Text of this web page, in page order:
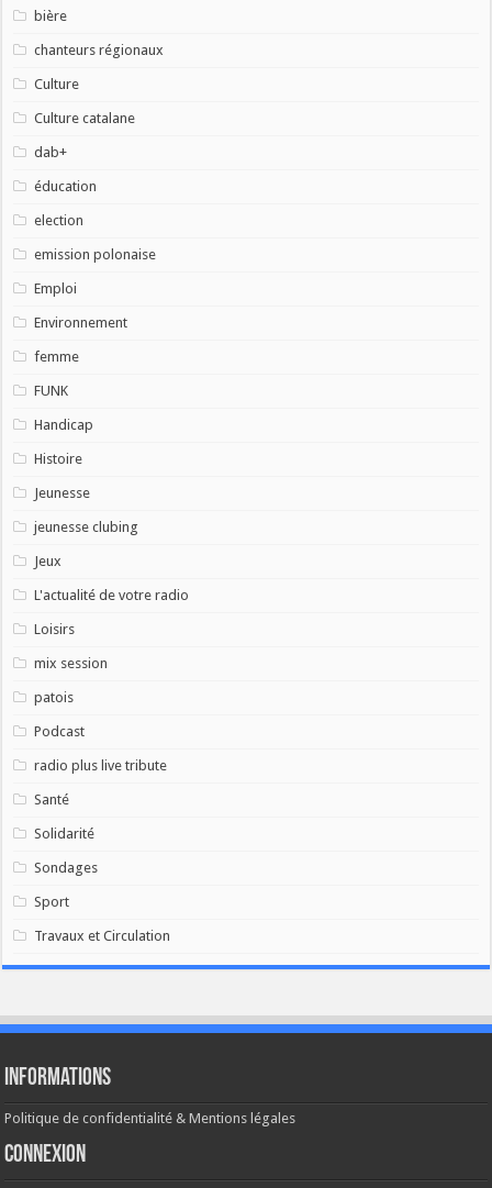
bière
chanteurs régionaux
Culture
Culture catalane
dab+
éducation
election
emission polonaise
Emploi
Environnement
femme
FUNK
Handicap
Histoire
Jeunesse
jeunesse clubing
Jeux
L'actualité de votre radio
Loisirs
mix session
patois
Podcast
radio plus live tribute
Santé
Solidarité
Sondages
Sport
Travaux et Circulation
Informations
Politique de confidentialité & Mentions légales
Connexion